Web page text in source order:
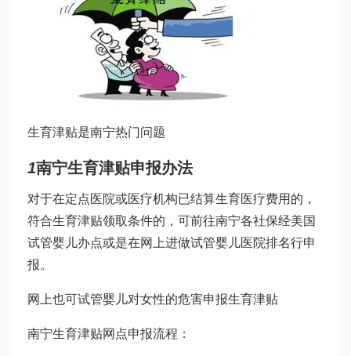
生育津贴是南宁热门问题
1南宁生育津贴申报办法
对于在定点医院或医疗机构已结算生育医疗费用的，
符合生育津贴领取条件的，可前往南宁各社保经美国
试管婴儿办点或是在网上进做试管婴儿医院排名行申
报。
网上也可 试管婴儿对女性的危害申报生育津贴
南宁生育津贴网点申报流程：